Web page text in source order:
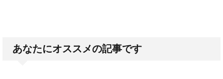
あなたにオススメの記事です